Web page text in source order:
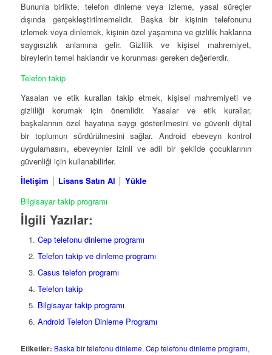
Bununla birlikte, telefon dinleme veya izleme, yasal süreçler
dışında gerçekleştirilmemelidir. Başka bir kişinin telefonunu
izlemek veya dinlemek, kişinin özel yaşamına ve gizlilik haklarına
saygısızlık anlamına gelir. Gizlilik ve kişisel mahremiyet,
bireylerin temel haklarıdır ve korunması gereken değerlerdir.
Telefon takip
Yasaları ve etik kuralları takip etmek, kişisel mahremiyeti ve
gizliliği korumak için önemlidir. Yasalar ve etik kurallar,
başkalarının özel hayatına saygı gösterilmesini ve güvenli dijital
bir toplumun sürdürülmesini sağlar. Android ebeveyn kontrol
uygulamasını, ebeveynler izinli ve adil bir şekilde çocuklarının
güvenliği için kullanabilirler.
İletişim │ Lisans Satın Al │ Yükle
Bilgisayar takip programı
İlgili Yazılar:
Cep telefonu dinleme programı
Telefon takip ve dinleme programı
Casus telefon programı
Telefon takip
Bilgisayar takip programı
Android Telefon Dinleme Programı
Etiketler: Baska bir telefonu dinleme,Cep telefonu dinleme programı,